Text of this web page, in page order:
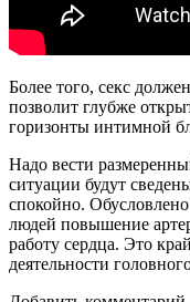
Более того, секс
позволит глубже
горизонты интимной
Надо вести
ситуации будут
спокойно.
людей повышение
работу сердца. Это
деятельности